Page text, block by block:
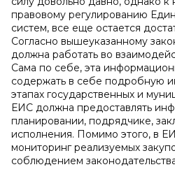
правовому регулированию
систем, все еще остается
Согласно вышеуказанному
должна работать во
Сама по себе, эта
содержать в себе подробную
этапах государственных и
ЕИС должна предоставлять
планировании, подрядчике,
исполнения. Помимо этого, в
мониторинг реализуемых
соблюдением